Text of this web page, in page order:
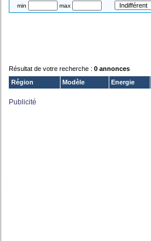
min
max
Résultat de votre recherche : 0 annonces
Région
Modèle Energie
Publicité